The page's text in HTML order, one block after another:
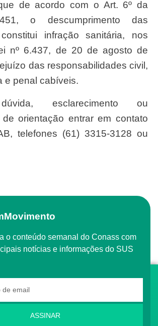
o descumprimento das
infração sanitária, nos
nº 6.437, de 20 de agosto de
das responsabilidades civil,
e penal cabíveis.
de orientação entrar em contato
telefones (61) 3315-3128 ou
notícias e informações do SUS
ASSINAR